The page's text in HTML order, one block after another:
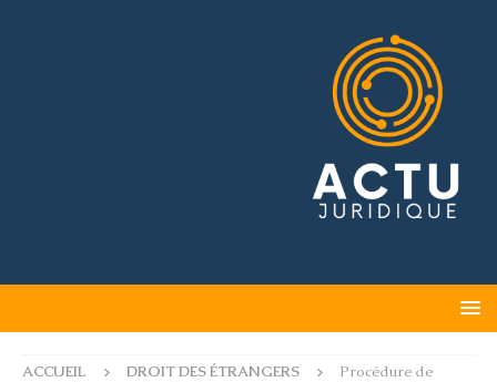
ACCUEIL DROIT DES ÉTRANGERS
Procédure de